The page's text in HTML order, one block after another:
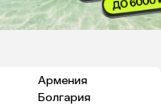
Армения
Болгария